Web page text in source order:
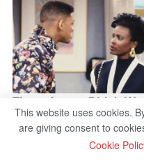
This website uses cookies.
are giving consent to
Cookie